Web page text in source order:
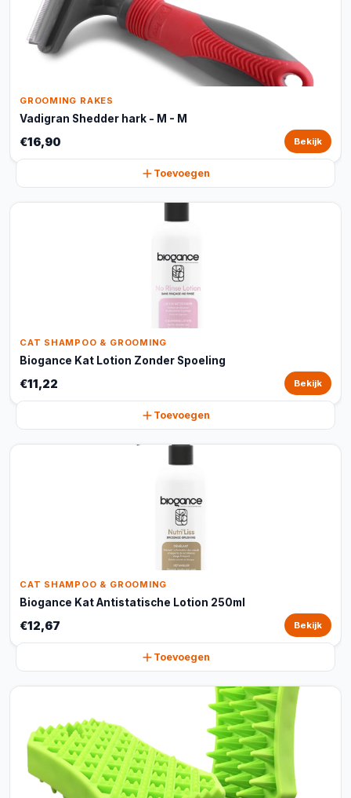
GROOMING RAKES
Vadigran Shedder hark - M - M
€16,90 Bekijk
Toevoegen
CAT SHAMPOO & GROOMING
Biogance Kat Lotion Zonder Spoeling
€11,22 Bekijk
Toevoegen
CAT SHAMPOO & GROOMING
Biogance Kat Antistatische Lotion 250ml
€12,67 Bekijk
Toevoegen